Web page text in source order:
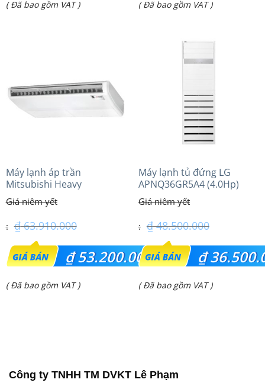
là:
Giá
₫ 6.850.000.
( Đã bao gồm VAT )
là:
Giá
( Đã bao gồm VAT )
Máy lạnh áp trần
Mitsubishi Heavy
FDE125VG (5.0Hp) Cao cấp
– 1 Pha
₫63.910.000
Giá
gốc
là:
₫53.200.000
Giá
( Đã bao gồm VAT )
Máy lạnh tủ đứng LG
APNQ36GR5A4 (4.0Hp)
inverter
₫48.500.000
Giá
gốc
là:
₫
Giá
( Đã bao gồm VAT )
Công ty TNHH TM DVKT Lê Phạm